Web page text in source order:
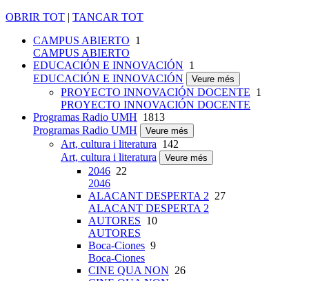
OBRIR TOT | TANCAR TOT
CAMPUS ABIERTO 1
CAMPUS ABIERTO
EDUCACIÓN E INNOVACIÓN 1
EDUCACIÓN E INNOVACIÓN
Veure més
PROYECTO INNOVACIÓN DOCENTE 1
PROYECTO INNOVACIÓN DOCENTE
Programas Radio UMH 1813
Programas Radio UMH
Veure més
Art, cultura i literatura 142
Art, cultura i literatura
Veure més
2046 22
2046
ALACANT DESPERTA 2 27
ALACANT DESPERTA 2
AUTORES 10
AUTORES
Boca-Ciones 9
Boca-Ciones
CINE QUA NON 26